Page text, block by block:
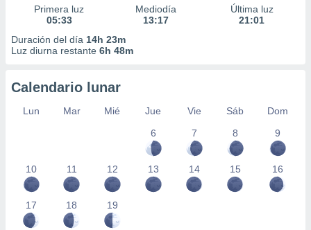
Primera luz
05:33
Mediodía
13:17
Última luz
21:01
Duración del día 14h 23m
Luz diurna restante 6h 48m
Calendario lunar
Lun Mar Mié Jue Vie Sáb
Dom
6
7 8 9
10 11 12 13 14 15 16
17 18 19